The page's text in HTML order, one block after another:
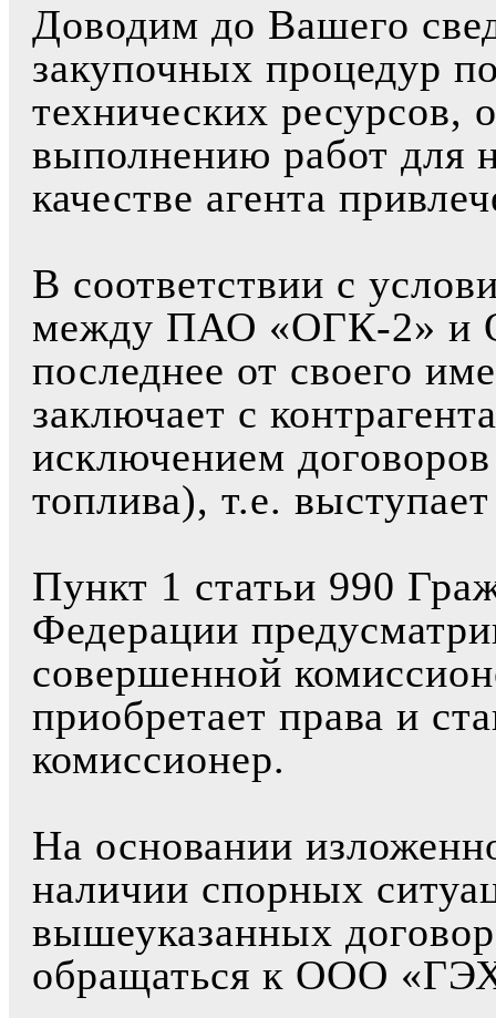
Доводим до Вашего
закупочных процедур
технических ресурсов,
выполнению работ
качестве агента
В соответствии с
между ПАО «ОГК-2» и
последнее от своего
заключает с
исключением
топлива), т.е.
Пункт 1 статьи 990
Федерации
совершенной
приобретает права и
комиссионер.
На основании
наличии спорных
вышеуказанных
обращаться к ООО